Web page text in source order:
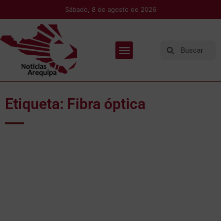
Sábado, 8 de agosto de 2026
Etiqueta: Fibra óptica